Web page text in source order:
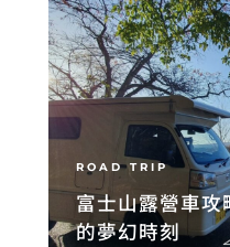
ROAD TRIP
富士山露營車
的夢幻時刻